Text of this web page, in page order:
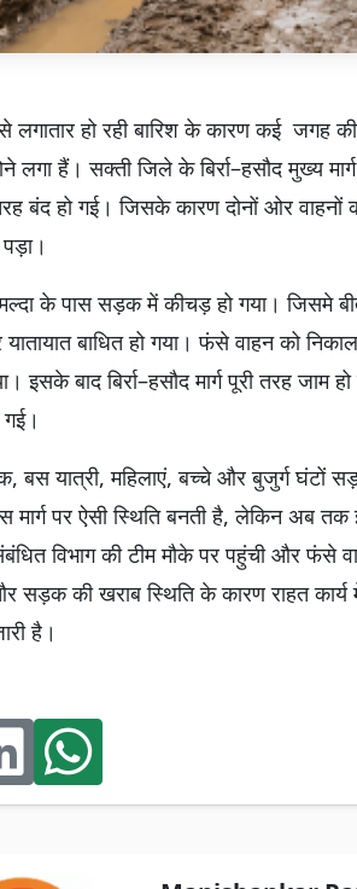
लगातार हो रही बारिश के कारण कई जगह
लगा हैं। सक्ती जिले के बिर्रा–हसौद मुख्य
बंद हो गई। जिसके कारण दोनों ओर वाहनों
के पास सड़क में कीचड़ हो गया। जिसमे
यातायात बाधित हो गया। फंसे वाहन को
बाद बिर्रा–हसौद मार्ग पूरी तरह जाम
बस यात्री, महिलाएं, बच्चे और बुजुर्ग घंटों
मार्ग पर ऐसी स्थिति बनती है, लेकिन अब तक
विभाग की टीम मौके पर पहुंची और फंसे
सड़क की खराब स्थिति के कारण राहत
है।